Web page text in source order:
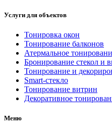
Услуги для объектов
Тонировка окон
Тонирование балконов
Атермальное
Бронирование стекол и
Тонирование и
Smart-стекло
Тонирование витрин
Декоративное
Меню